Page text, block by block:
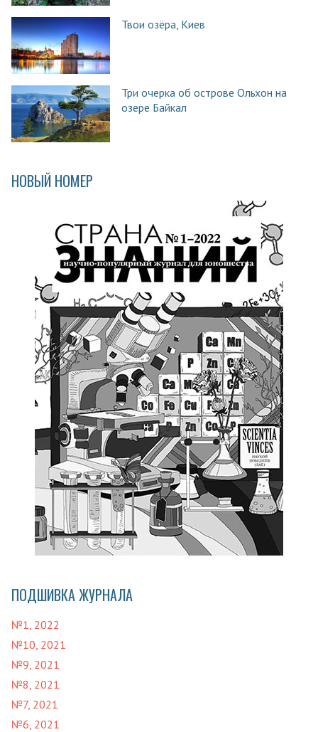
Твои озёра, Киев
Три очерка об острове Ольхон на
озере Байкал
НОВЫЙ НОМЕР
ПОДШИВКА ЖУРНАЛА
№1, 2022
№10, 2021
№9, 2021
№8, 2021
№7, 2021
№6, 2021